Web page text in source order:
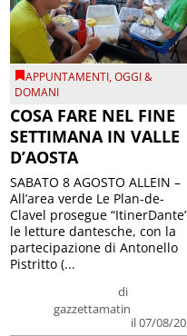
APPUNTAMENTI,OGGI &
DOMANI
COSA FARE NEL FINE
SETTIMANA IN VALLE
D’AOSTA
di
gazzettamatin
il 07/08/
SABATO 8 AGOSTO ALLEIN –
All’area verde Le Plan-de-
Clavel prosegue
le letture dantesche, con la
partecipazione di Antonello
Pistritto (...